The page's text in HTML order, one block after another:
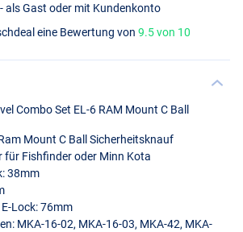
als Gast oder mit Kundenkonto
eine Bewertung von9.5 von 10
Combo Set EL-6 RAM Mount C Ball
Mount C Ball Sicherheitsknauf
für Fishfinder oder Minn Kota
38mm
Lock: 76mm
MKA-16-02, MKA-16-03, MKA-42, MKA-